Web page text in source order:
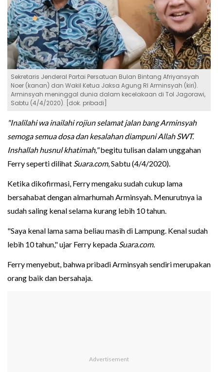
Sekretaris Jenderal Partai Persatuan Bulan Bintang Afriyansyah
Noer (kanan) dan Wakil Ketua Jaksa Agung RI Arminsyah (kiri).
Arminsyah meninggal dunia dalam kecelakaan di Tol Jagorawi,
Sabtu (4/4/2020). [dok. pribadi]
"Inalilahi wa inailahi rojiun selamat jalan bang Arminsyah
semoga semua dosa dan kesalahan diampuni Allah SWT.
Inshallah husnul khatimah,"begitu tulisan dalam unggahan
Ferry seperti dilihat Suara.com, Sabtu (4/4/2020).
Ketika dikofirmasi, Ferry mengaku sudah cukup lama
bersahabat dengan almarhumah Arminsyah. Menurutnya ia
sudah saling kenal selama kurang lebih 10 tahun.
"Saya kenal lama sama beliau masih di Lampung. Kenal sudah
lebih 10 tahun," ujar Ferry kepada Suara.com.
Ferry menyebut, bahwa pribadi Arminsyah sendiri merupakan
orang baik dan bersahaja.